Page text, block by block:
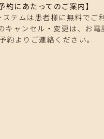
約にあたってのご案内】
テムは患者様に無料でご
キャンセル・変更は、お電
約よりご連絡ください。